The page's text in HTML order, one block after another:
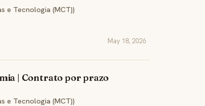
e Tecnologia (MCT))
May 18, 2026
| Contrato por prazo
e Tecnologia (MCT))